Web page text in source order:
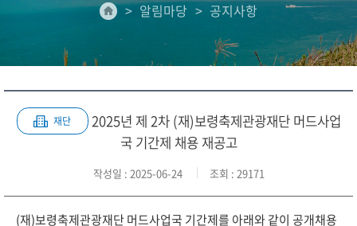
알림마당 공지사항
재단
2025년 제 2차 (재)보령축제관광재단 머드사업
국 기간제 채용 재공고
작성일 : 2025-06-24 조회 : 29171
(재)보령축제관광재단 머드사업국 기간제를 아래와 같이 공개채용